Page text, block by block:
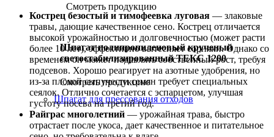
Смотреть продукцию
Шпагат полипропиленовый крученый
светостабилизированный ТЕКС 1200
Смотреть продукцию
Шпагат для прессования отходов
Кострец безостый и тимофеевка луговая — злаковые
травы, дающие качественное сено. Кострец отличается
высокой урожайностью и долговечностью (может расти
более 10 лет), эффективно вытесняет сорняки. Однако со
временем он может подавлять собственный рост, требуя
подсевов. Хорошо реагирует на азотные удобрения, но
из-за плохой сыпучести семян требует специальных
сеялок. Отлично сочетается с эспарцетом, улучшая
густоту посева на третий год.
Райграс многолетний — урожайная трава, быстро
отрастает после укоса, дает качественное и питательное